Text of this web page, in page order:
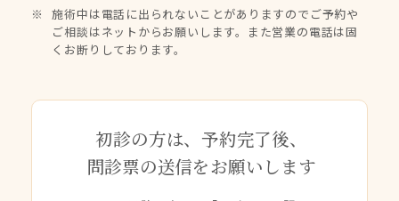
施術中は電話に出られないことがありますのでご予約や
ご相談はネットからお願いします。また営業の電話は固
くお断りしております。
初診の方は、予約完了後、
問診票の送信をお願いします